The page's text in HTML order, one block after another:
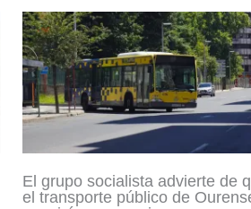
El grupo socialista advierte de
el transporte público de